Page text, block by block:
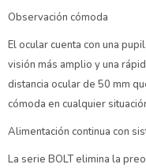
Observación cómoda
El ocular cuenta con una
visión más amplio y una
distancia ocular de 50 mm
cómoda en cualquier
Alimentación continua con
La serie BOLT elimina la